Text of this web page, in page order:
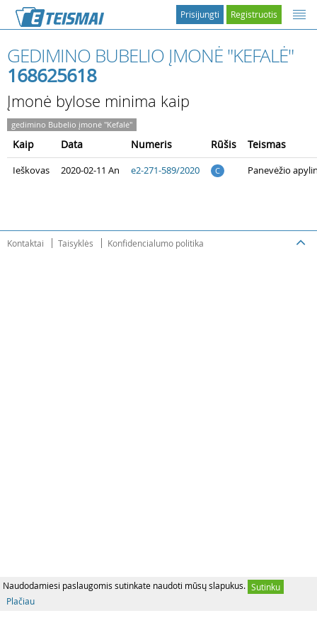
Naudodamiesi paslaugomis sutinkate naudoti mūsų slapukus. Sutinku
Plačiau
Registruotis
Prisijungti
GEDIMINO BUBELIO ĮMONĖ "KEFALĖ"
168625618
Įmonė bylose minima kaip
gedimino Bubelio įmonė "Kefalė"
Kaip Data Numeris Rūšis Teismas
Ieškovas 2020-02-11 An e2-271-589/2020 C Panevėžio
Kontaktai Taisyklės Konfidencialumo politika